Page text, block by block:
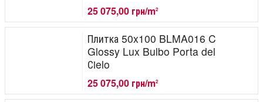
25 075,00 грн/m2
Плитка 50x100 BLMA016 C
Glossy Lux Bulbo Porta del
Сielo
25 075,00 грн/m2